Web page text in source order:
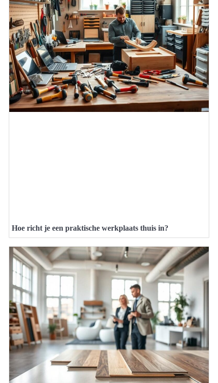
Hoe richt je een praktische werkplaats thuis in?